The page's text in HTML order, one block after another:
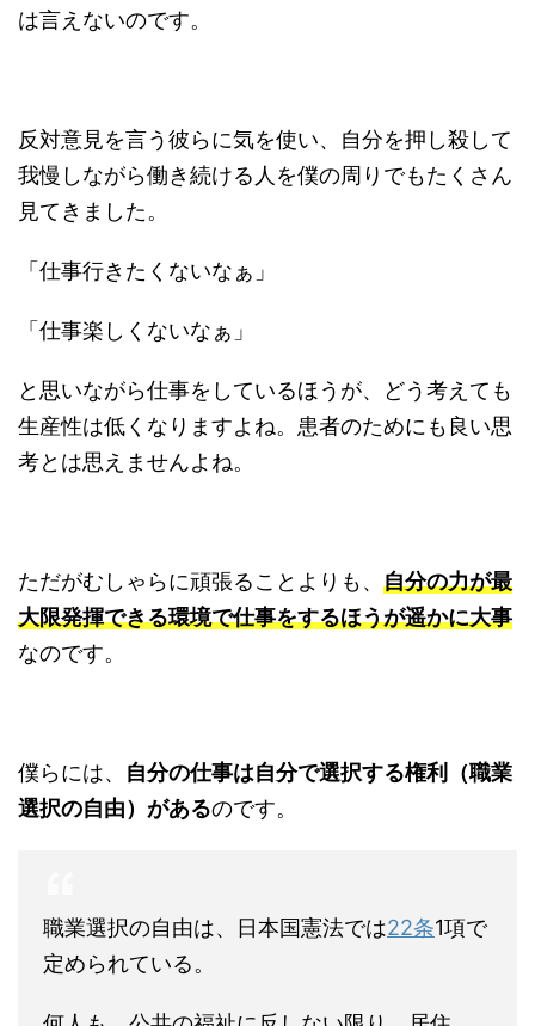
は言えないのです。
反対意見を言う彼らに気を使い、自分を押し殺して
我慢しながら働き続ける人を僕の周りでもたくさん
見てきました。
「仕事行きたくないなぁ」
「仕事楽しくないなぁ」
と思いながら仕事をしているほうが、どう考えても
生産性は低くなりますよね。患者のためにも良い思
考とは思えませんよね。
ただがむしゃらに頑張ることよりも、 自分の力が最
大限発揮できる環境で仕事をするほうが遥かに大事
なのです。
僕らには、 自分の仕事は自分で選択する権利（職業
選択の自由）があるのです。
職業選択の自由は、日本国憲法では22条1項で
定められている。